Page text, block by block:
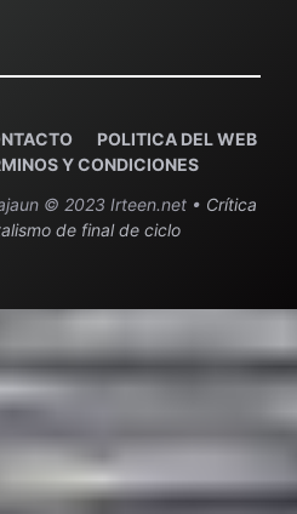
POLITICA DEL WEB
Y CONDICIONES
© 2023 Irteen.net • Crítica
de final de ciclo